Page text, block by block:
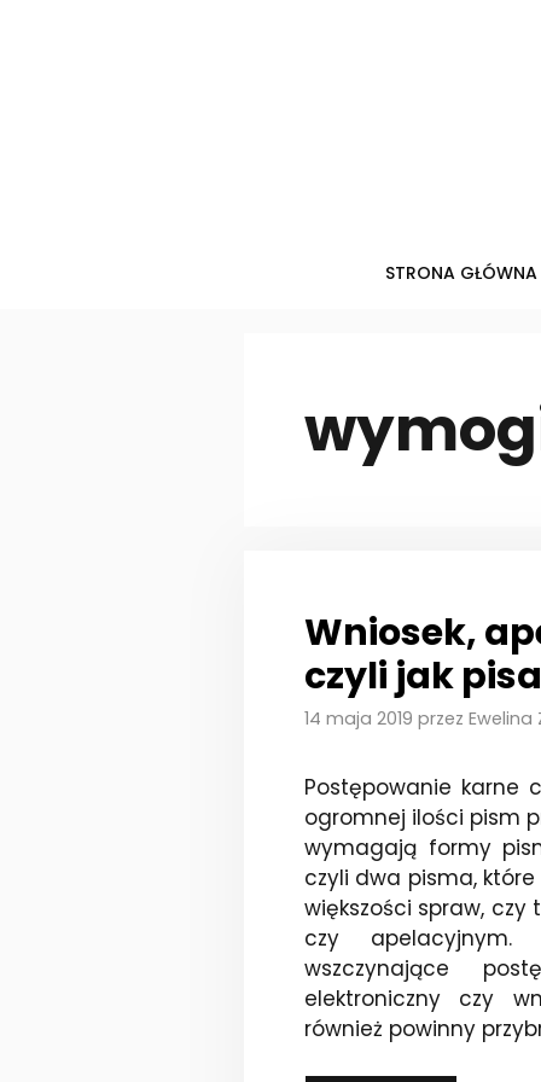
STRONA GŁÓWNA
Wniosek,
czyli jak
14 maja 2019 przez Ewelina
Postępowanie karne
ogromnej ilości pism
wymagają formy
czyli dwa pisma,
większości spraw,
czy apelacyjnym.
wszczynające
elektroniczny czy
również powinny